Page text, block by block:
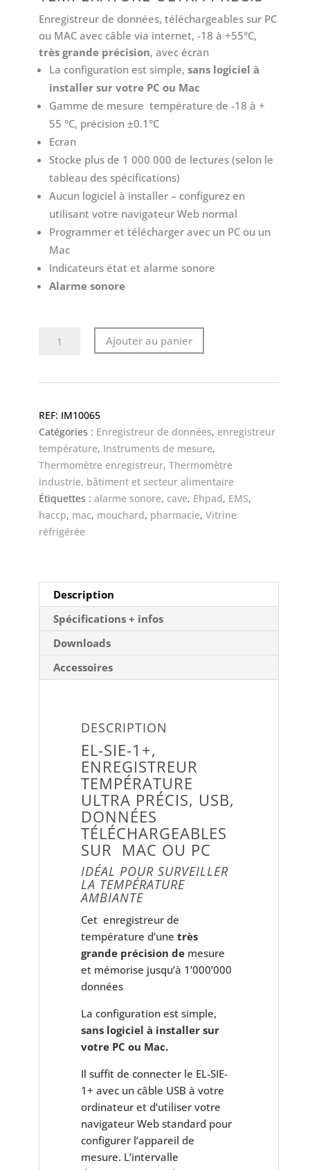
Enregistreur de données, téléchargeables sur PC
ou MAC avec câble via internet, -18 à +55°C,
très grande précision, avec écran
La configuration est simple, sans logiciel à
installer sur votre PC ou Mac
Gamme de mesure température de -18 à +
55 °C, précision ±0.1°C
Ecran
Stocke plus de 1 000 000 de lectures (selon le
tableau des spécifications)
Aucun logiciel à installer – configurez en
utilisant votre navigateur Web normal
Programmer et télécharger avec un PC ou un
Mac
Indicateurs état et alarme sonore
Alarme sonore
quantité
SIE-
data
logger
température,
-18°C
à
55°C,
ultra
précis
Ajouter au panier
IM10065
Catégories : Enregistreur de données, enregistreur
température, Instruments de mesure,
Thermomètre enregistreur, Thermomètre
industrie, bâtiment et secteur alimentaire
Étiquettes : alarme sonore, cave, Ehpad, EMS,
haccp, mac, mouchard, pharmacie, Vitrine
réfrigérée
Description
Spécifications + infos
Downloads
Accessoires
DESCRIPTION
EL-SIE-1+,
ENREGISTREUR
TEMPÉRATURE
ULTRA PRÉCIS, USB,
DONNÉES
TÉLÉCHARGEABLES
SUR MAC OU PC
IDÉAL POUR SURVEILLER
LA TEMPÉRATURE
AMBIANTE
Cet enregistreur de
température d’une très
grande précision de mesure
et mémorise jusqu’à 1’000’000
données
La configuration est simple,
sans logiciel à installer sur
votre PC ou Mac.
Il suffit de connecter le EL-SIE-
1+ avec un câble USB à votre
ordinateur et d’utiliser votre
navigateur Web standard pour
configurer l’appareil de
mesure. L’intervalle